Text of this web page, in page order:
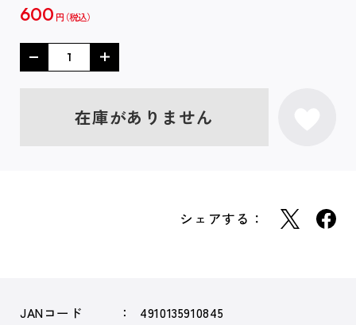
600 円
在庫がありません
シェアする：
JANコード
4910135910845